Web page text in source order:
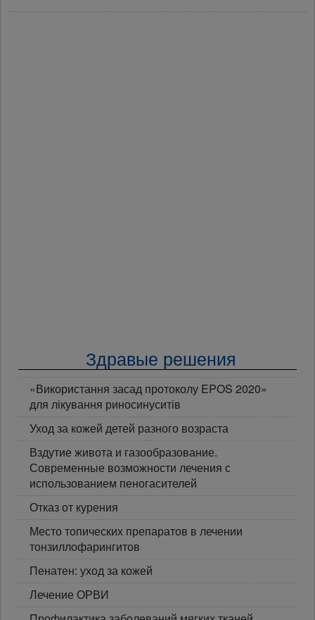
Здравые решения
«Використання засад протоколу EPOS 2020»
для лікування риносинуситів
Уход за кожей детей разного возраста
Вздутие живота и газообразование.
Современные возможности лечения с
использованием пеногасителей
Отказ от курения
Место топических препаратов в лечении
тонзиллофарингитов
Пенатен: уход за кожей
Лечение ОРВИ